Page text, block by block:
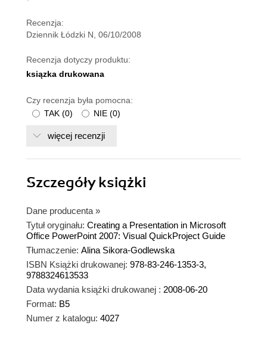
Recenzja:
Dziennik Łódzki N, 06/10/2008
Recenzja dotyczy produktu:
ksiązka drukowana
Czy recenzja była pomocna:
TAK (0) NIE (0)
więcej recenzji
Szczegółyksiążki
Dane producenta »
Tytuł oryginału: Creating a Presentation in Microsoft
Office PowerPoint 2007: Visual QuickProject Guide
Tłumaczenie: Alina Sikora-Godlewska
ISBN Książki drukowanej: 978-83-246-1353-3,
9788324613533
Data wydania książki drukowanej : 2008-06-20
Format: B5
Numer z katalogu: 4027